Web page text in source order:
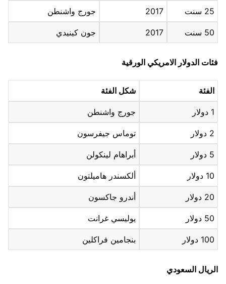
25 سنت 2017 جورج واشنطن
50 سنت 2017 جون كينيدي
فئات الدولار الامريكي الورقية
الفئة شكل الفئة
1 دولار جورج واشنطن
2 دولار توماس جيفرسون
5 دولار أبراهام لينكولن
10 دولار ألكسندر هاميلتون
20 دولار أندرو جاكسون
50 دولار يوليسي غرانت
100 دولار بنجامين فراكلين
الريال السعودي